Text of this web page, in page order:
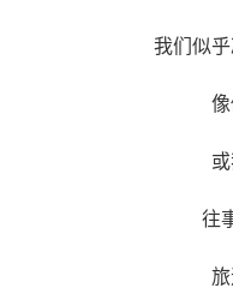
我们似
往